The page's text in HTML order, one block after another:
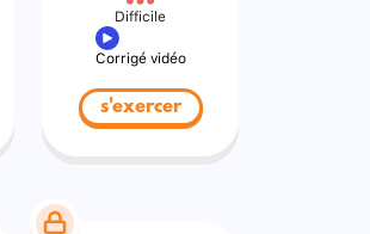
Difficile
Corrigé vidéo
s'exercer